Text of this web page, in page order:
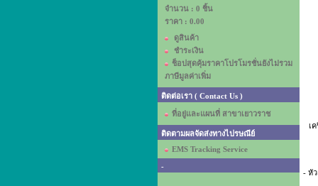
จำนวน : 0 ชิ้น
ราคา : 0.00
ดูสินค้า
ชำระเงิน
ช็อปสุดคุ้มราคาโปรโมรชั่นยังไม่รวม
ภาษีมูลค่าเพิ่ม
ติดต่อเรา ( Contact Us )
ที่อยู่และแผนที่ สาขาเยาวราช
ติดตามผลจัดส่งทางไปรษณีย์
EMS Tracking Service
-
เ
- หั